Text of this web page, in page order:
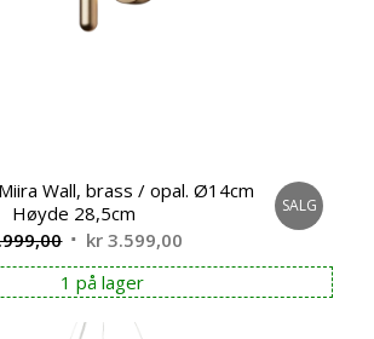
Wall, brass / opal. Ø14cm
Høyde 28,5cm
Opprinnelig
pris
var:
kr 3.999,00.
kr 3.599,00
pris
er:
SALG
1 på lager